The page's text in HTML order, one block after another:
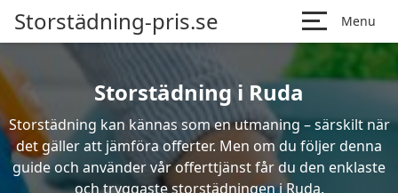
Storstädning-pris.se Menu
Storstädning i Ruda
Storstädning kan kännas som en utmaning – särskilt när
det gäller att jämföra offerter. Men om du följer denna
guide och använder vår offerttjänst får du den enklaste
och tryggaste storstädningen i Ruda.